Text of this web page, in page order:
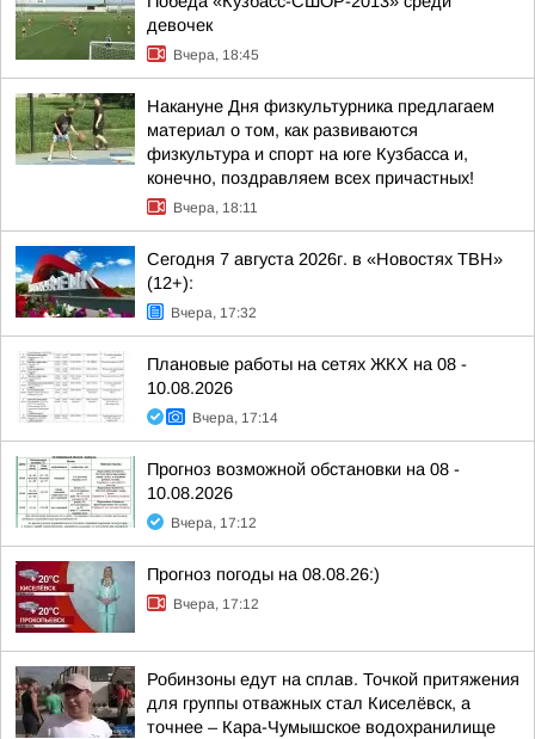
девочек
Вчера, 18:45
Накануне Дня физкультурника предлагаем
материал о том, как развиваются
физкультура и спорт на юге Кузбасса и,
конечно, поздравляем всех причастных!
Вчера, 18:11
Сегодня 7 августа 2026г. в «Новостях ТВН»
(12+):
Вчера, 17:32
Плановые работы на сетях ЖКХ на 08 -
10.08.2026
Вчера, 17:14
Прогноз возможной обстановки на 08 -
10.08.2026
Вчера, 17:12
Прогноз погоды на 08.08.26:)
Вчера, 17:12
Робинзоны едут на сплав. Точкой притяжения
для группы отважных стал Киселёвск, а
точнее – Кара-Чумышское водохранилище